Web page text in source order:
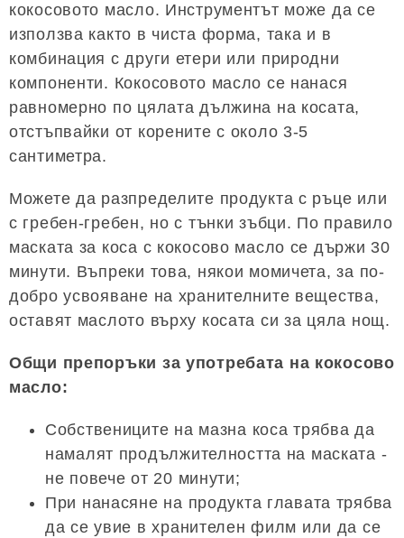
кокосовото масло. Инструментът може да се
използва както в чиста форма, така и в
комбинация с други етери или природни
компоненти. Кокосовото масло се нанася
равномерно по цялата дължина на косата,
отстъпвайки от корените с около 3-5
сантиметра.
Можете да разпределите продукта с ръце или
с гребен-гребен, но с тънки зъбци. По правило
маската за коса с кокосово масло се държи 30
минути. Въпреки това, някои момичета, за по-
добро усвояване на хранителните вещества,
оставят маслото върху косата си за цяла нощ.
Общи препоръки за употребата на кокосово
масло:
Собствениците на мазна коса трябва да
намалят продължителността на маската -
не повече от 20 минути;
При нанасяне на продукта главата трябва
да се увие в хранителен филм или да се